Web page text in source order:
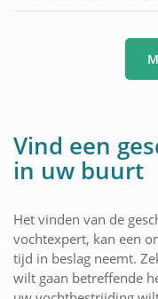
Vind een
in uw buurt
Het vinden van de
vochtexpert, kan een
tijd in beslag neemt.
wilt gaan betreffende